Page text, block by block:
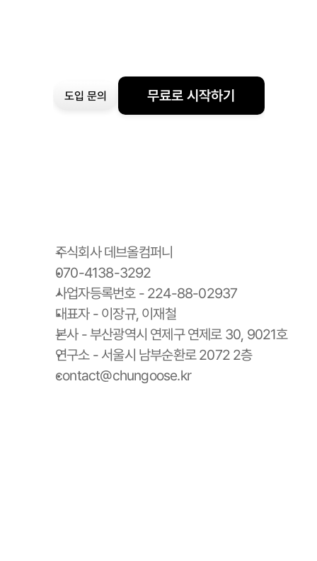
도입 문의 무료로 시작하기
주식회사 데브올컴퍼니
070-4138-3292
사업자등록번호 - 224-88-02937
대표자 - 이장규, 이재철
본사 - 부산광역시 연제구 연제로 30, 9021호
연구소 - 서울시 남부순환로 2072 2층
contact@chungoose.kr